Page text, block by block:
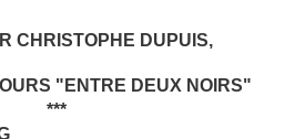
CHRISTOPHE DUPUIS,
"ENTRE DEUX NOIRS"
***